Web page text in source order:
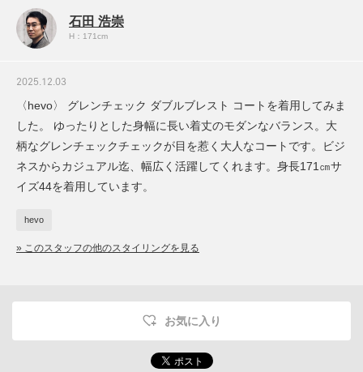
石田 浩崇
H：171cm
2025.12.03
〈hevo〉 グレンチェック ダブルブレスト コートを着用してみま
した。 ゆったりとした身幅に長い着丈のモダンなバランス。大
柄なグレンチェックチェックが目を惹く大人なコートです。ビジ
ネスからカジュアル迄、幅広く活躍してくれます。身長171㎝サ
イズ44を着用しています。
hevo
» このスタッフの他のスタイリングを見る
お気に入り